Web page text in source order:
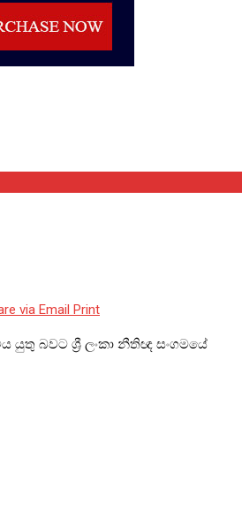
via Email Print
යුතු බවට ශ්‍රී ලංකා නීතිඥ සංගමයේ